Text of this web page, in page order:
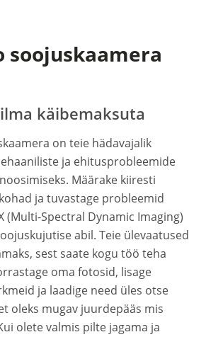
soojuskaamera
ilma käibemaksuta
on teie hädavajalik
ja ehitusprobleemide
Määrake kiiresti
ja tuvastage probleemid
(Multi-Spectral Dynamic Imaging)
abil. Teie ülevaatused
sest saate kogu töö teha
oma fotosid, lisage
ja laadige need üles otse
oleks mugav juurdepääs mis
olete valmis pilte jagama ja